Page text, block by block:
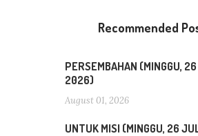
Recommended
PERSEMBAHAN (MINGGU,
2026)
August 01, 2026
UNTUK MISI (MINGGU, 26